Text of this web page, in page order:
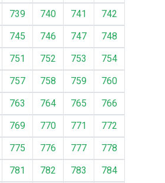
739 740 741
742
745 746 747
748
751 752 753
754
757 758 759
760
763 764 765
766
769 770 771
772
775 776 777
778
781 782 783 784